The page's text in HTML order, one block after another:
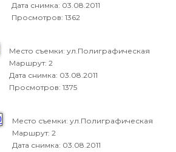
Дата снимка: 03.08.2011
Просмотров: 1362
Место съемки: ул.Полиграфическая
Маршрут: 2
Дата снимка: 03.08.2011
Просмотров: 1375
Место съемки: ул.Полиграфическая
Маршрут: 2
Дата снимка: 03.08.2011